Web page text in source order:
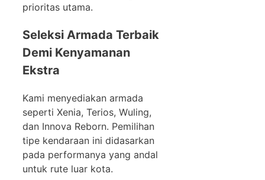
prioritas utama.
Seleksi Armada Terbaik
Demi Kenyamanan
Ekstra
Kami menyediakan armada
seperti Xenia, Terios, Wuling,
dan Innova Reborn. Pemilihan
tipe kendaraan ini didasarkan
pada performanya yang andal
untuk rute luar kota.